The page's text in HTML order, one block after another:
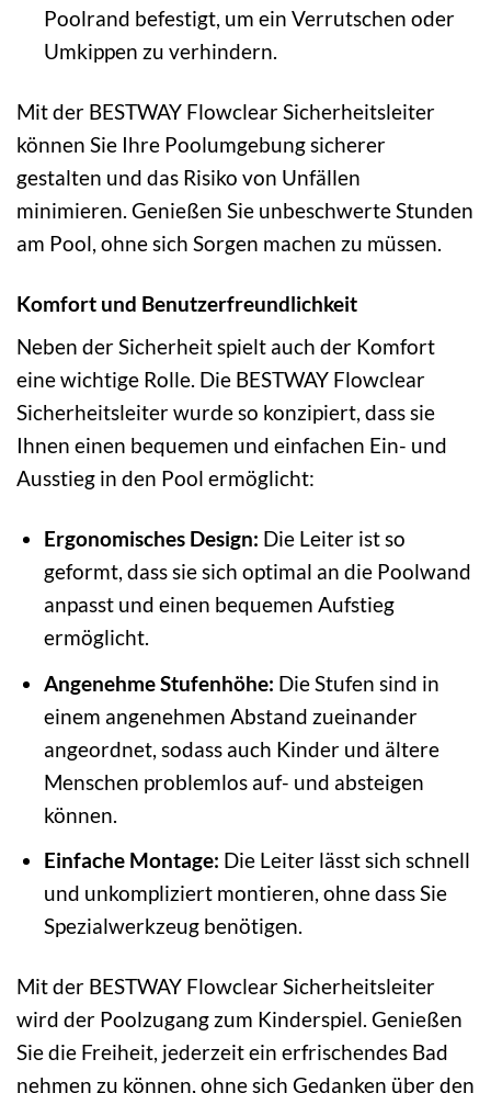
Poolrand befestigt, um ein Verrutschen oder
Umkippen zu verhindern.
Mit der BESTWAY Flowclear Sicherheitsleiter
können Sie Ihre Poolumgebung sicherer
gestalten und das Risiko von Unfällen
minimieren. Genießen Sie unbeschwerte Stunden
am Pool, ohne sich Sorgen machen zu müssen.
Komfort und Benutzerfreundlichkeit
Neben der Sicherheit spielt auch der Komfort
eine wichtige Rolle. Die BESTWAY Flowclear
Sicherheitsleiter wurde so konzipiert, dass sie
Ihnen einen bequemen und einfachen Ein- und
Ausstieg in den Pool ermöglicht:
Ergonomisches Design: Die Leiter ist so
geformt, dass sie sich optimal an die Poolwand
anpasst und einen bequemen Aufstieg
ermöglicht.
Angenehme Stufenhöhe: Die Stufen sind in
einem angenehmen Abstand zueinander
angeordnet, sodass auch Kinder und ältere
Menschen problemlos auf- und absteigen
können.
Einfache Montage: Die Leiter lässt sich schnell
und unkompliziert montieren, ohne dass Sie
Spezialwerkzeug benötigen.
Mit der BESTWAY Flowclear Sicherheitsleiter
wird der Poolzugang zum Kinderspiel. Genießen
Sie die Freiheit, jederzeit ein erfrischendes Bad
nehmen zu können, ohne sich Gedanken über den